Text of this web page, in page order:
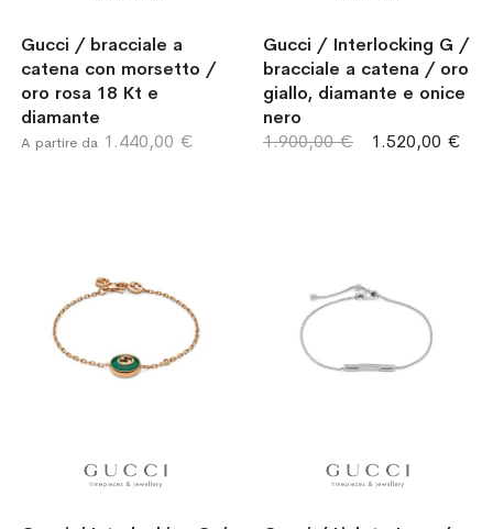
Gucci / bracciale a
catena con morsetto /
oro rosa 18 Kt e
diamante
A partire da 1.440,00 €
Gucci / Interlocking G /
bracciale a catena / oro
giallo, diamante e onice
nero
1.520,00 €
1.900,00 €